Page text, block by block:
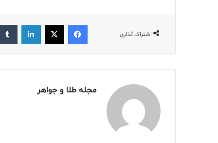
اشتراک گذاری
فیس بوک X لینکدین
مجله طلا و جواهر